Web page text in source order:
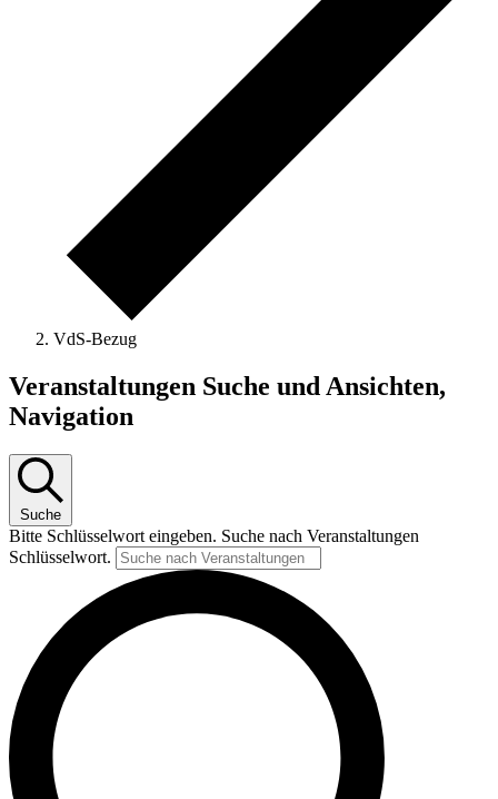
VdS-Bezug
Veranstaltungen
Veranstaltungen Suche und Ansichten,
Navigation
Suche
Bitte Schlüsselwort eingeben. Suche nach Veranstaltungen
Schlüsselwort.